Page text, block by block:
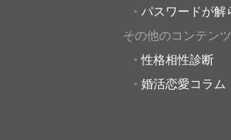
パスワードが解
その他のコンテンツ
性格相性診断
婚活恋愛コラム